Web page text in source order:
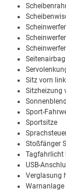
Sitz vorn
Sitzheizung
Sport-
Sportsitze
Stoßfänger
Tagfahrlicht
USB-
Verglasung
Warnanlage